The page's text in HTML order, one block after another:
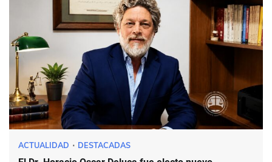
ACTUALIDAD DESTACADAS